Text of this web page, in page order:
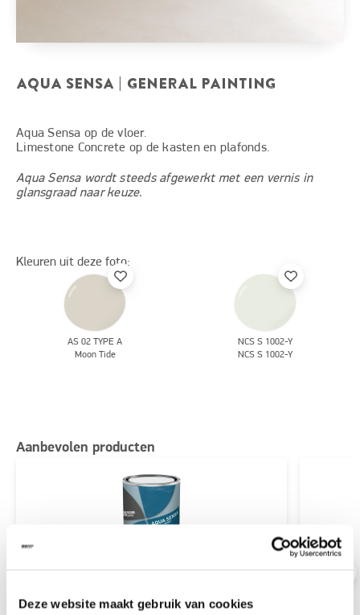
Deze website maakt gebruik van cookies
AQUA SENSA | GENERAL PAINTING
Aqua Sensa op de vloer.
Limestone Concrete op de kasten en plafonds.
Aqua Sensa wordt steeds afgewerkt met een vernis in
glansgraad naar keuze.
Kleuren uit deze foto:
AS 02 TYPE A
Moon Tide
NCS S 1002-Y
NCS S 1002-Y
Aanbevolen producten
te mengen met Aqua Sensa poeder